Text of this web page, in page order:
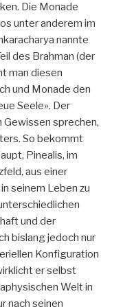
Die Monade
unter anderem im
nannte
des Brahman (der
man diesen
und Monade den
Seele». Der
Gewissen sprechen,
So bekommt
Pinealis, im
aus einer
seinem Leben zu
und der
bislang jedoch nur
Konfiguration
er selbst
Welt in
nach seinen